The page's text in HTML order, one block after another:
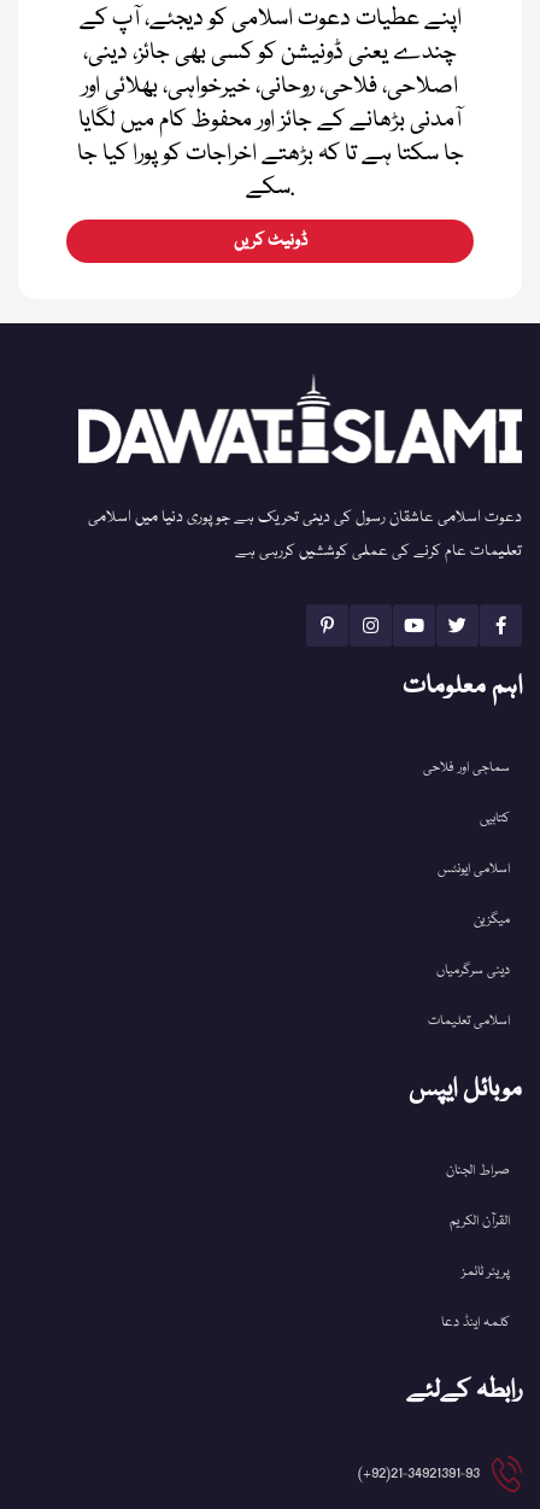
اپنے عطیات دعوت اسلامی کو دیجئے، آپ کے
چندے یعنی ڈونیشن کو کسی بھی جائز، دینی،
اصلاحی، فلاحی، روحانی، خیرخواہی، بھلائی اور
آمدنی بڑھانے کے جائز اور محفوظ کام میں لگایا
جا سکتا ہے تا کہ بڑھتے اخراجات کو پورا کیا جا
سکے.
ڈونیٹ کریں
دعوت اسلامی عاشقان رسول کی دینی تحریک ہے جو پوری دنیا میں اسلامی
تعلیمات عام کرنے کی عملی کوششیں کررہی ہے
اہم معلومات
سماجی اور فلاحی
کتابیں
اسلامی ایونٹس
میگزین
دینی سرگرمیاں
اسلامی تعلیمات
موبائل ایپس
صراط الجنان
القرآن الکریم
پریئر ٹائمز
کلمہ اینڈ دعا
رابطہ کےلئے
21-34921391-93(92+)